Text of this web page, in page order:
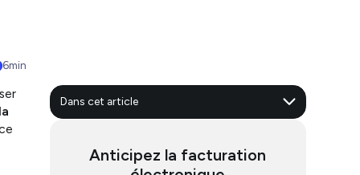
6min
Dans cet article
Facilitez votre transition vers l’e-reporting
Anticipez la facturation